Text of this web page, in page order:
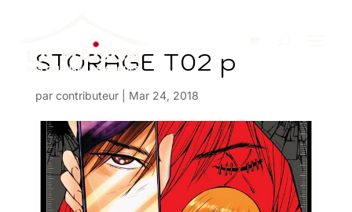
STORAGE T02 p
par contributeur| Mar 24, 2018